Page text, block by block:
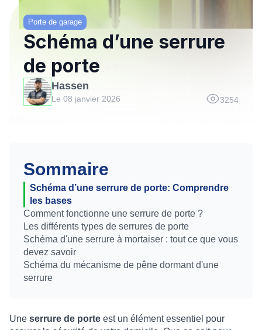
Porte de garage
Schéma d’une serrure
de porte
Hassen
Le 08 janvier 2026 3254
Sommaire
Schéma d’une serrure de porte: Comprendre
les bases
Comment fonctionne une serrure de porte ?
Les différents types de serrures de porte
Schéma d'une serrure à mortaiser : tout ce que vous
devez savoir
Schéma du mécanisme de pêne dormant d'une
serrure
Une serrure de porte est un élément essentiel pour